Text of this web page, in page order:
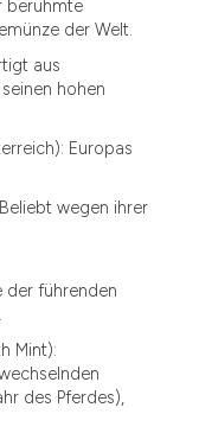
berühmte
der Welt.
aus
hohen
Europas
wegen ihrer
der führenden
Mint):
des Pferdes),